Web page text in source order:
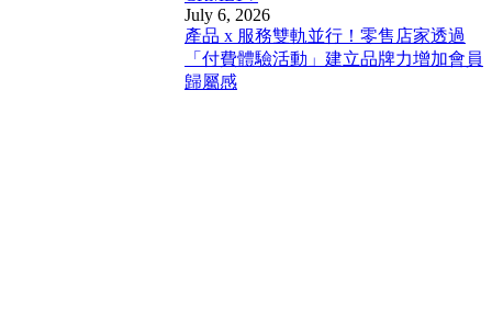
July 6, 2026
產品 x 服務雙軌並行！零售店家透過
「付費體驗活動」建立品牌力增加會員
歸屬感